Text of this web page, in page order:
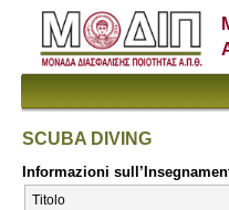
SCUBA DIVING
Informazioni
Titolo